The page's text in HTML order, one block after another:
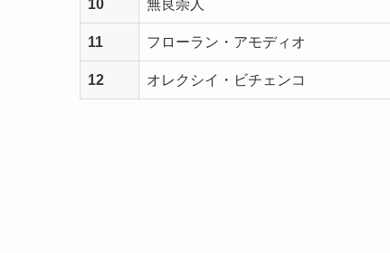
10 無良崇人
11 フローラン・アモディオ
12 オレクシイ・ビチェンコ